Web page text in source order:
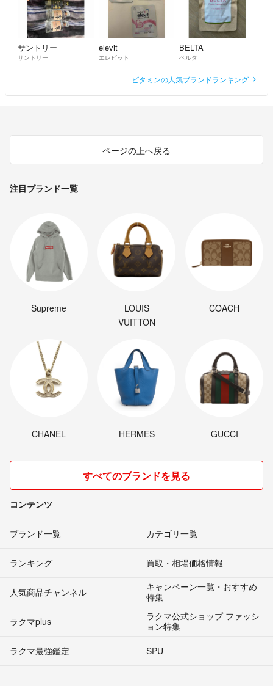
サントリー
サントリー
elevit
エレビット
BELTA
ベルタ
ビタミンの人気ブランドランキング
ページの上へ戻る
注目ブランド一覧
Supreme
LOUIS
VUITTON
COACH
CHANEL HERMES GUCCI
すべてのブランドを見る
コンテンツ
ブランド一覧 カテゴリ一覧
ランキング 買取・相場価格情報
人気商品チャンネル
キャンペーン一覧・おすすめ
特集
ラクマplus
ラクマ公式ショップ ファッシ
ョン特集
ラクマ最強鑑定
SPU